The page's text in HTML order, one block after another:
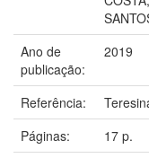
Ano de
publicação:
2019
Referência:
Páginas:
17 p.